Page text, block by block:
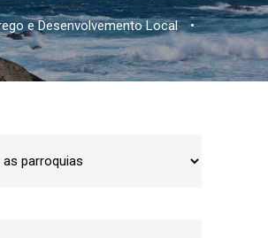
e Desenvolvemento Local •